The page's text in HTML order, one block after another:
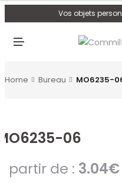
Vos objets
U
Home Bureau MO6235-
06
partir de : 3.04€